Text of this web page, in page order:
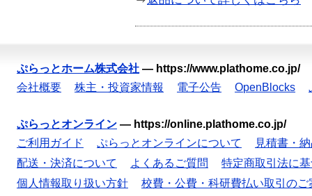
ぷらっとホーム株式会社 — https://www.plathome.co.jp/
会社概要
株主・投資家情報 電子公告 OpenBlocks
ぷらっとオンライン — https://online.plathome.co.jp/
ご利用ガイド
ぷらっとオンラインについて
見積書・
配送・決済について
よくあるご質問
特定商取引法に
個人情報取り扱い方針
校費・公費・科研費払い取引のご